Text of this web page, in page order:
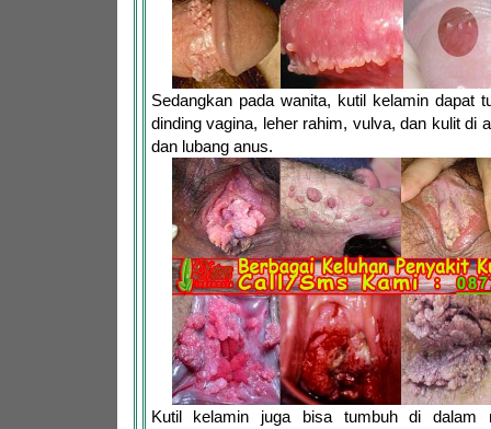
Sedangkan pada wanita, kutil kelamin dapat
dinding vagina, leher rahim, vulva, dan kulit di
dan lubang anus.
Kutil kelamin juga bisa tumbuh di dalam